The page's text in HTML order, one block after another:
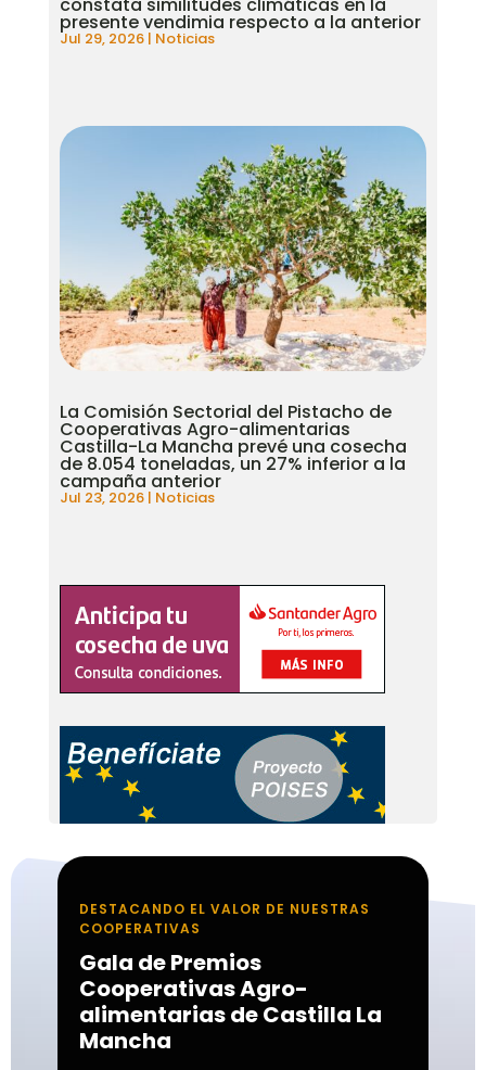
constata similitudes climáticas en la
presente vendimia respecto a la anterior
Jul 29, 2026| Noticias
La Comisión Sectorial del Pistacho de
Cooperativas Agro-alimentarias
Castilla-La Mancha prevé una cosecha
de 8.054 toneladas, un 27% inferior a la
campaña anterior
Jul 23, 2026| Noticias
DESTACANDO EL VALOR DE NUESTRAS
COOPERATIVAS
Gala de Premios
Cooperativas Agro-
alimentarias de Castilla La
Mancha